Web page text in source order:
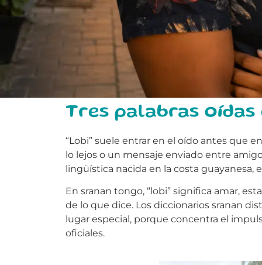
Tres palabras oídas
“Lobi” suele entrar en el oído antes que
lo lejos o un mensaje enviado entre
lingüística nacida en la costa guayanesa,
En sranan tongo, “lobi” significa amar,
de lo que dice. Los diccionarios sranan
lugar especial, porque concentra el
oficiales.